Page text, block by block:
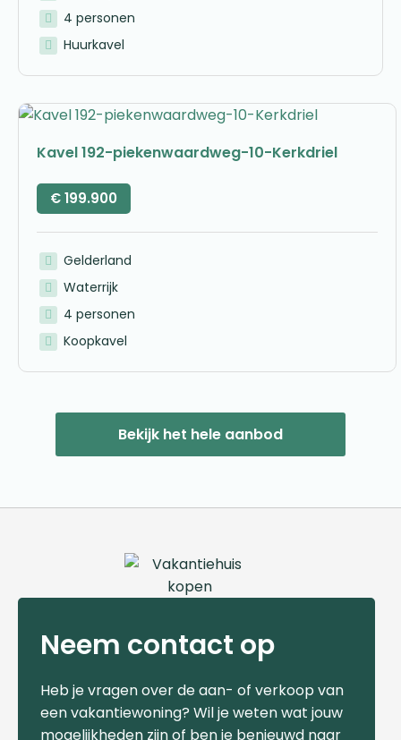
4 personen
Huurkavel
Kavel 192-piekenwaardweg-10-Kerkdriel
€199.900
Gelderland
Waterrijk
4 personen
Koopkavel
Bekijk het hele aanbod
Neem contact op
Heb je vragen over de aan- of verkoop van
een vakantiewoning? Wil je weten wat jouw
mogelijkheden zijn of ben je benieuwd naar